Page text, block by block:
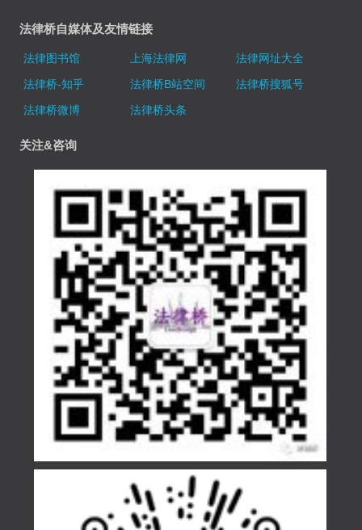
法律桥自媒体及友情链接
法律图书馆 上海法律网
法律网址大全
法律桥-知乎
法律桥B站空间
法律桥搜狐号
法律桥微博
法律桥头条
关注&咨询